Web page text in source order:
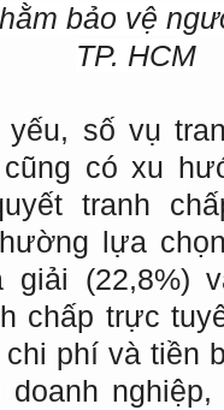
bảo vệ
TP. HCM
số vụ
có xu
tranh
lựa
giải (22,8%)
chấp trực
phí và tiền